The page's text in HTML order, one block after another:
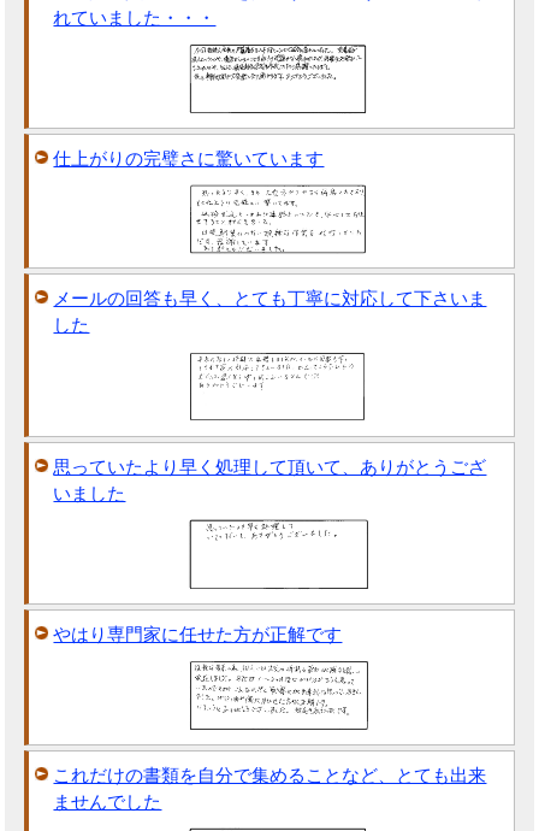
れていました・・・
仕上がりの完璧さに驚いています
メールの回答も早く、とても丁寧に対応して下さいま
した
思っていたより早く処理して頂いて、ありがとうござ
いました
やはり専門家に任せた方が正解です
これだけの書類を自分で集めることなど、とても出来
ませんでした